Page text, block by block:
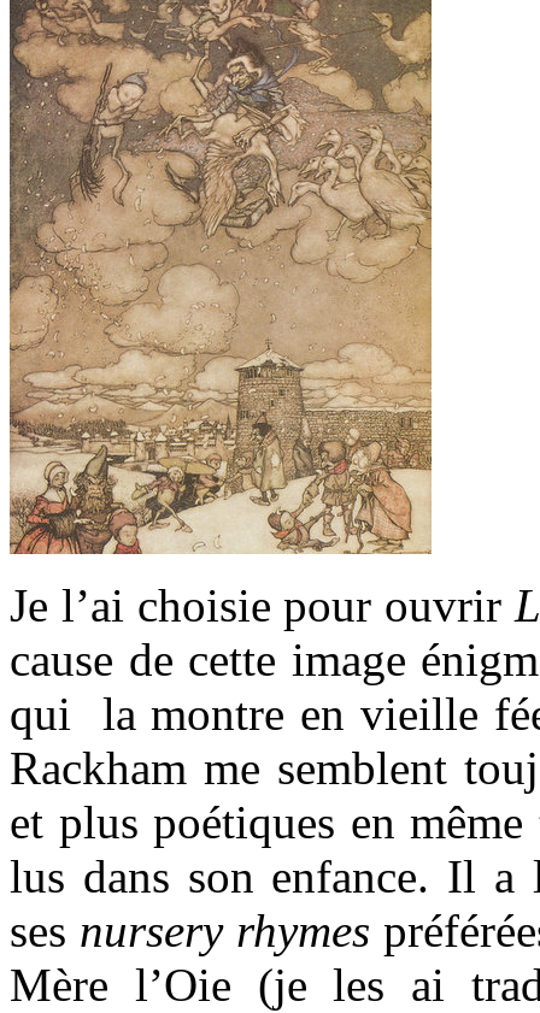
Je l’ai choisie pour ouvrir
cause de cette image
qui la montre en vieille
Rackham me semblent
et plus poétiques en
lus dans son enfance. Il a
ses nursery rhymes
Mère l’Oie (je les ai